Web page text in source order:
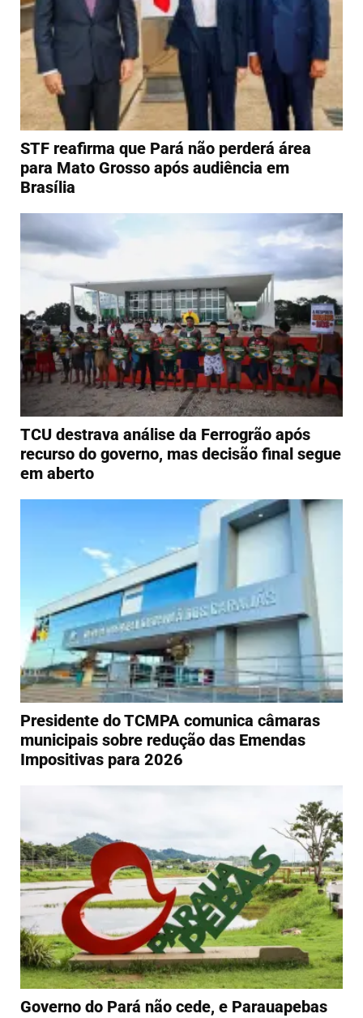
STF reafirma que Pará não perderá área
para Mato Grosso após audiência em
Brasília
TCU destrava análise da Ferrogrão após
recurso do governo, mas decisão final segue
em aberto
Presidente do TCMPA comunica câmaras
municipais sobre redução das Emendas
Impositivas para 2026
Governo do Pará não cede, e Parauapebas